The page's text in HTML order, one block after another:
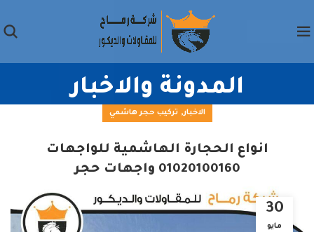
المدونة والاخبار
الاخبار,تركيب حجر هاشمي
انواع الحجارة الهاشمية للواجهات
01020100160 واجهات حجر
30
مايو